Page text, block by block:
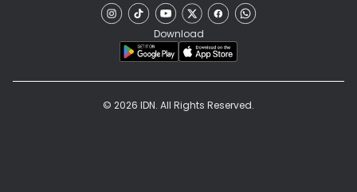
Download
© 2026 IDN. All Rights Reserved.